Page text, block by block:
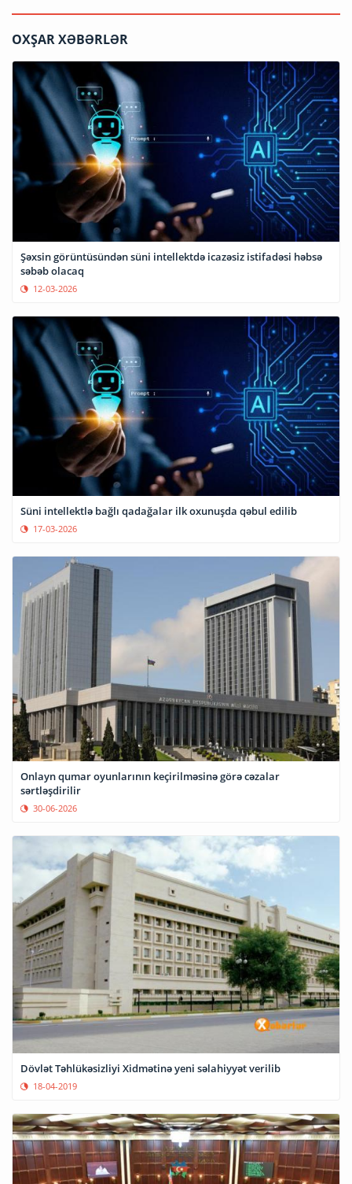
OXŞAR XƏBƏRLƏR
Şəxsin görüntüsündən süni intellektdə icazəsiz istifadəsi həbsə
səbəb olacaq
12-03-2026
Süni intellektlə bağlı qadağalar ilk oxunuşda qəbul edilib
17-03-2026
Onlayn qumar oyunlarının keçirilməsinə görə cəzalar
sərtləşdirilir
30-06-2026
Dövlət Təhlükəsizliyi Xidmətinə yeni səlahiyyət verilib
18-04-2019